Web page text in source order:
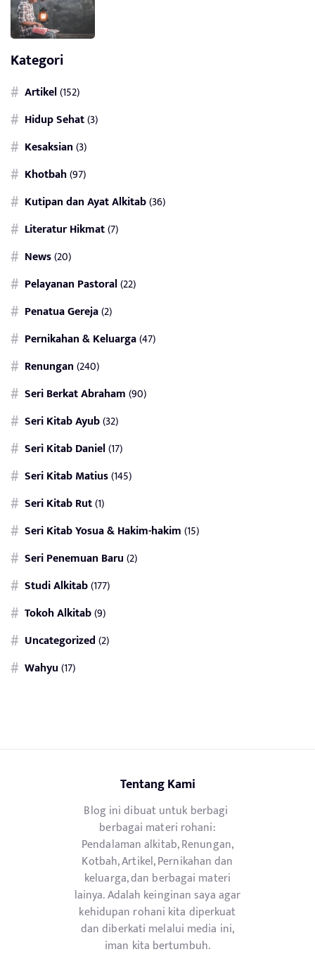
Kategori
Artikel(152)
Hidup Sehat(3)
Kesaksian(3)
Khotbah(97)
Kutipan dan Ayat Alkitab(36)
Literatur Hikmat(7)
News(20)
Pelayanan Pastoral(22)
Penatua Gereja(2)
Pernikahan & Keluarga(47)
Renungan(240)
Seri Berkat Abraham(90)
Seri Kitab Ayub(32)
Seri Kitab Daniel(17)
Seri Kitab Matius(145)
Seri Kitab Rut(1)
Seri Kitab Yosua & Hakim-hakim(15)
Seri Penemuan Baru(2)
Studi Alkitab(177)
Tokoh Alkitab(9)
Uncategorized(2)
Wahyu(17)
Tentang Kami
Blog ini dibuat untuk berbagi
berbagai materi rohani:
Pendalaman alkitab, Renungan,
Kotbah, Artikel, Pernikahan dan
keluarga, dan berbagai materi
lainya. Adalah keinginan saya agar
kehidupan rohani kita diperkuat
dan diberkati melalui media ini,
iman kita bertumbuh.